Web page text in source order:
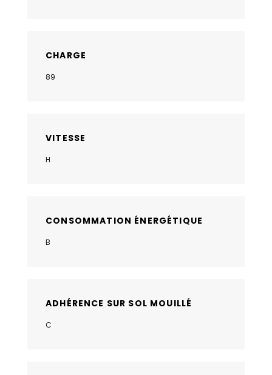
CHARGE
89
VITESSE
H
CONSOMMATION ÉNERGÉTIQUE
B
ADHÉRENCE SUR SOL MOUILLÉ
C